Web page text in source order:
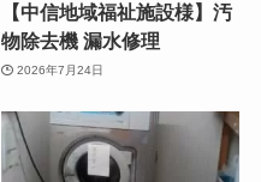
【中信地域福祉施設様】汚
物除去機 漏水修理
2026年7月24日